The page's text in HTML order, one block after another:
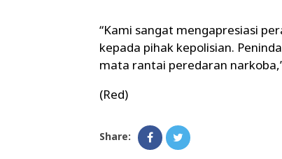
“Kami sangat mengapresiasi
kepada pihak kepolisian.
mata rantai peredaran
(Red)
Share: